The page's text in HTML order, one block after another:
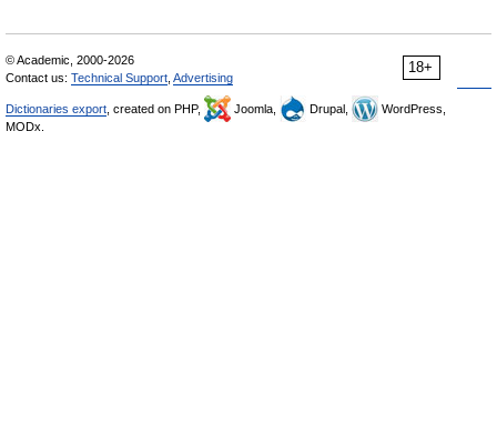
18+
© Academic, 2000-2026
Contact us: Technical Support Advertising
Dictionaries export , created on PHP, Joomla, Drupal,
WordPress,
MODx.